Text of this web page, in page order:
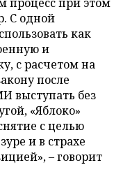
С одной
как
и
с расчетом на
после
выступать без
«Яблоко»
с целью
и в страхе
– говорит